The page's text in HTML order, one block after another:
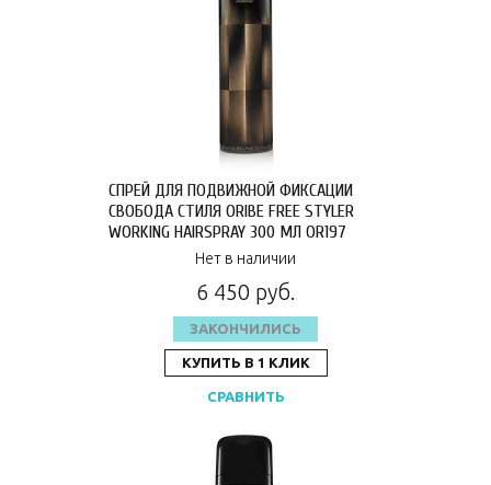
СПРЕЙ ДЛЯ ПОДВИЖНОЙ ФИКСАЦИИ
СВОБОДА СТИЛЯ ORIBE FREE STYLER
WORKING HAIRSPRAY 300 МЛ OR197
Нет в наличии
6 450 руб.
ЗАКОНЧИЛИСЬ
КУПИТЬ В 1 КЛИК
СРАВНИТЬ